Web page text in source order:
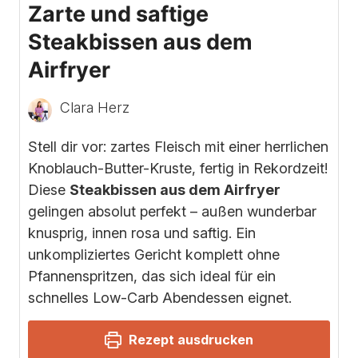
Zarte und saftige
Steakbissen aus dem
Airfryer
Clara Herz
Stell dir vor: zartes Fleisch mit einer herrlichen
Knoblauch-Butter-Kruste, fertig in Rekordzeit!
Diese Steakbissen aus dem Airfryer
gelingen absolut perfekt – außen wunderbar
knusprig, innen rosa und saftig. Ein
unkompliziertes Gericht komplett ohne
Pfannenspritzen, das sich ideal für ein
schnelles Low-Carb Abendessen eignet.
Rezept ausdrucken